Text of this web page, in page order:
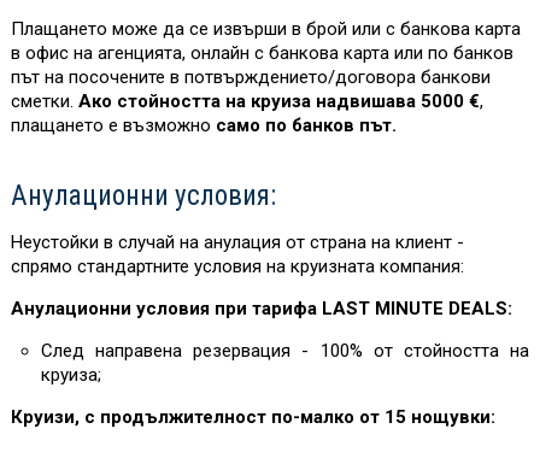
Плащането може да се извърши в брой или с банкова карта
в офис на агенцията, онлайн с банкова карта или по банков
път на посочените в потвърждението/договора банкови
сметки. Ако стойността на круиза надвишава 5000 €,
плащането е възможно само по банков път.
Анулационни условия:
Неустойки в случай на анулация от страна на клиент -
спрямо стандартните условия на круизната компания:
Анулационни условия при тарифа LAST MINUTE DEALS:
След направена резервация - 100% от стойността на
круиза;
Круизи, с продължителност по-малко от 15 нощувки: